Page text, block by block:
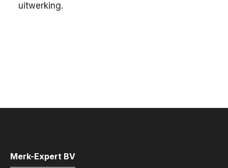
uitwerking.
Merk-Expert BV